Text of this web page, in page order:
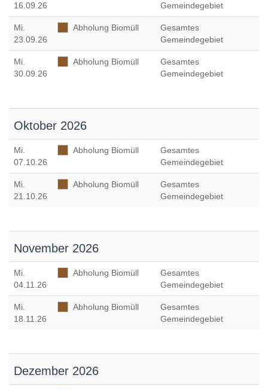
16.09.26
Gemeindegebiet
Mi.
23.09.26
Abholung Biomüll
Gesamtes
Gemeindegebiet
Mi.
30.09.26
Abholung Biomüll
Gesamtes
Gemeindegebiet
Oktober 2026
Mi.
07.10.26
Abholung Biomüll
Gesamtes
Gemeindegebiet
Mi.
21.10.26
Abholung Biomüll
Gesamtes
Gemeindegebiet
November 2026
Mi.
04.11.26
Abholung Biomüll
Gesamtes
Gemeindegebiet
Mi.
18.11.26
Abholung Biomüll
Gesamtes
Gemeindegebiet
Dezember 2026